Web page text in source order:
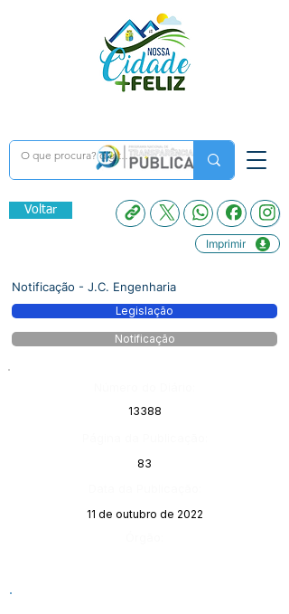
Voltar
Imprimir
Notificação - J.C. Engenharia
Legislação
Notificação
13388
83
11 de outubro de 2022